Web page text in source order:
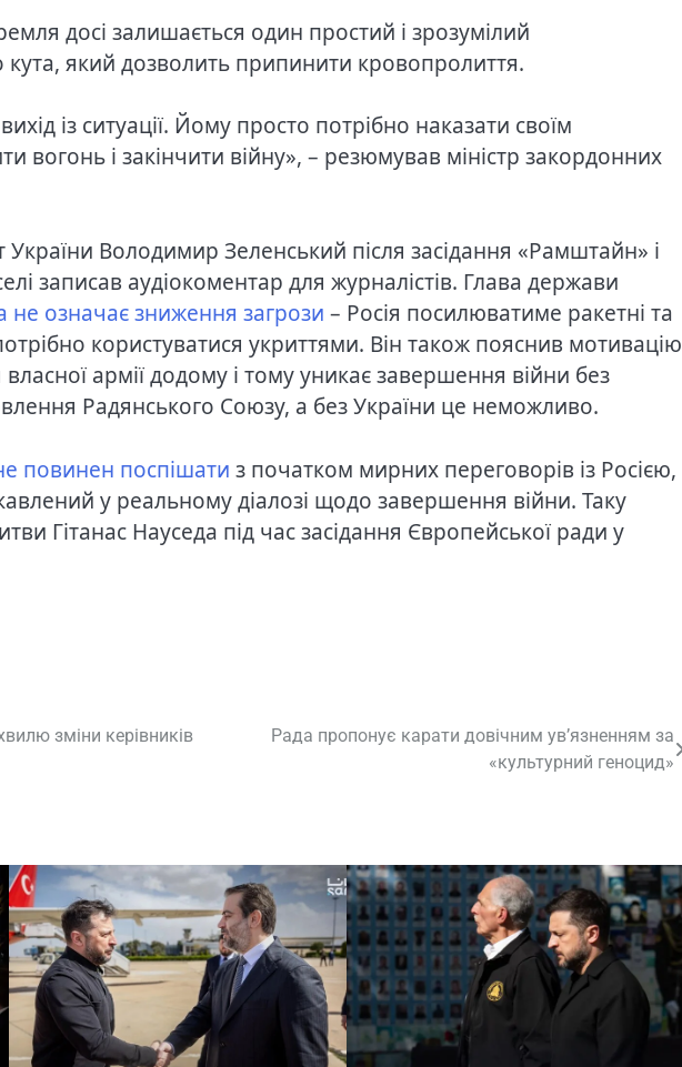
досі залишається один простий і зрозумілий
кута, який дозволить припинити кровопролиття.
із ситуації. Йому просто потрібно наказати своїм
вогонь і закінчити війну», – резюмував міністр закордонних
Володимир Зеленський після засідання «Рамштайн» і
записав аудіокоментар для журналістів. Глава держави
не означає зниження загрози – Росія посилюватиме ракетні та
користуватися укриттями. Він також пояснив мотивацію
армії додому і тому уникає завершення війни без
Радянського Союзу, а без України це неможливо.
повинен поспішати з початком мирних переговорів із Росією,
у реальному діалозі щодо завершення війни. Таку
Гітанас Науседа під час засідання Європейської ради у
зміни керівників
Рада пропонує карати довічним ув’язненням за
«культурний геноцид»